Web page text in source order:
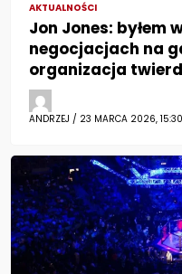
AKTUALNOŚCI
Jon Jones: byłem
negocjacjach na
organizacja
ANDRZEJ / 23 MARCA 2026, 15:30